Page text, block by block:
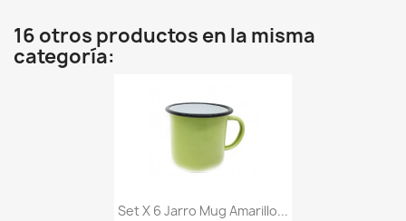
16 otros productos en la misma
categoría:
Set X 6 Jarro Mug Amarillo...